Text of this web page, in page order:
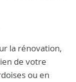
la rénovation,
de votre
ou en